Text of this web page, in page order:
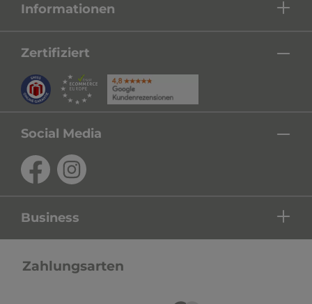
Informationen
Zertifiziert
Social Media
Business
Zahlungsarten